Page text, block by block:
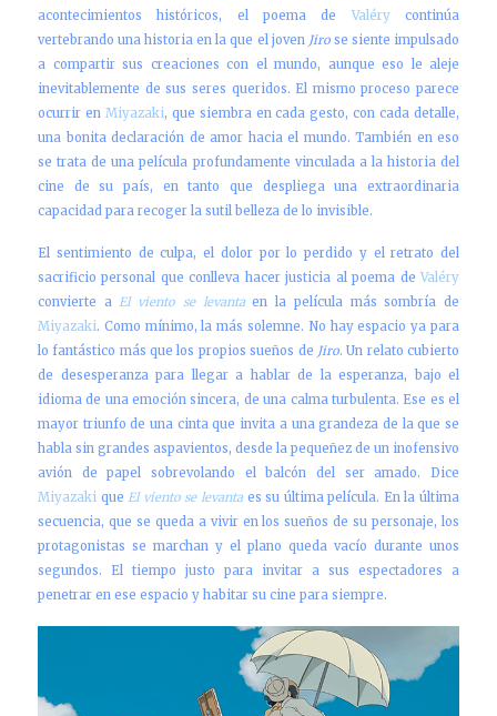
acontecimientos históricos, el poema de Valérycontinúa
vertebrando una historia en la que el joven Jirose siente impulsado
a compartir sus creaciones con el mundo, aunque eso le aleje
inevitablemente de sus seres queridos. El mismo proceso parece
ocurrir en Miyazaki, que siembra en cada gesto, con cada detalle,
una bonita declaración de amor hacia el mundo. También en eso
se trata de una película profundamente vinculada a la historia del
cine de su país, en tanto que despliega una extraordinaria
capacidad para recoger la sutil belleza de lo invisible.
El sentimiento de culpa, el dolor por lo perdido y el retrato del
sacrificio personal que conlleva hacer justicia al poema de Valéry
convierte aEl viento se levantaen la película más sombría de
Miyazaki. Como mínimo, la más solemne. No hay espacio ya para
lo fantástico más que los propios sueños de Jiro. Un relato cubierto
de desesperanza para llegar a hablar de la esperanza, bajo el
idioma de una emoción sincera, de una calma turbulenta. Ese es el
mayor triunfo de una cinta que invita a una grandeza de la que se
habla sin grandes aspavientos, desde la pequeñez de un inofensivo
avión de papel sobrevolando el balcón del ser amado. Dice
Miyazaki queEl viento se levantaes su última película. En la última
secuencia, que se queda a vivir en los sueños de su personaje, los
protagonistas se marchan y el plano queda vacío durante unos
segundos. El tiempo justo para invitar a sus espectadores a
penetrar en ese espacio y habitar su cine para siempre.